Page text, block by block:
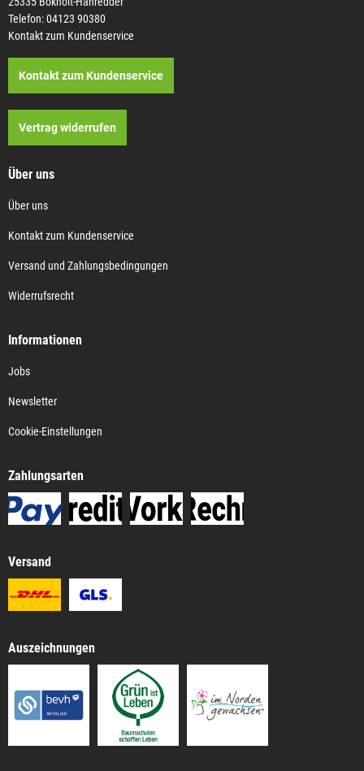
Telefon: 04123 90380
Kontakt zum Kundenservice
Kontakt zum Kundenservice
Vertrag widerrufen
Über uns
Über uns
Kontakt zum Kundenservice
Versand und Zahlungsbedingungen
Widerrufsrecht
Informationen
Jobs
Newsletter
Cookie-Einstellungen
Zahlungsarten
Versand
Auszeichnungen